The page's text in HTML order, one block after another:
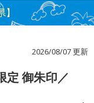
2026/08/07 更新
定 御朱印／